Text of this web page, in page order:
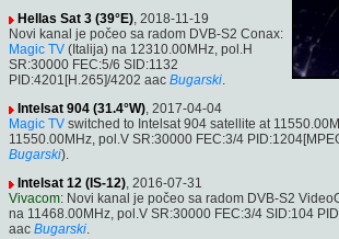
Hellas Sat 3 (39°E), 2018-11-19
Novi kanal je počeo sa radom DVB-S2 Conax:
Magic TV (Italija) na 12310.00MHz, pol.H
SR:30000 FEC:5/6 SID:1132
PID:4201[H.265]/4202 aac Bugarski.
Intelsat 904 (31.4°W), 2017-04-04
Magic TV switched to Intelsat 904 satellite at
11550.00MHz, pol.V SR:30000 FEC:3/4
Bugarski).
Intelsat 12 (IS-12), 2016-07-31
Vivacom: Novi kanal je počeo sa radom DVB-S2
na 11468.00MHz, pol.V SR:30000 FEC:3/4 SID:104
aac Bugarski.